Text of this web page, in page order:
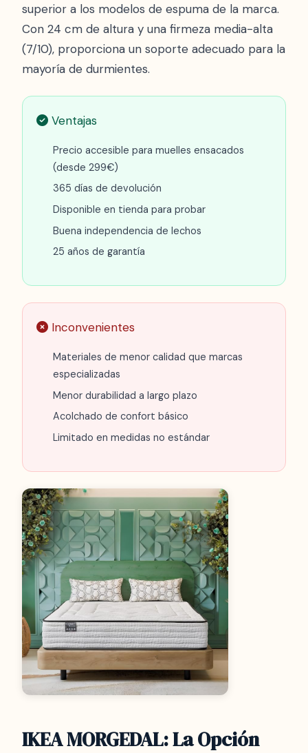
superior a los modelos de espuma de la marca.
Con 24 cm de altura y una firmeza media-alta
(7/10), proporciona un soporte adecuado para la
mayoría de durmientes.
Ventajas
Precio accesible para muelles ensacados
(desde 299€)
365 días de devolución
Disponible en tienda para probar
Buena independencia de lechos
25 años de garantía
Inconvenientes
Materiales de menor calidad que marcas
especializadas
Menor durabilidad a largo plazo
Acolchado de confort básico
Limitado en medidas no estándar
IKEA MORGEDAL: La Opción